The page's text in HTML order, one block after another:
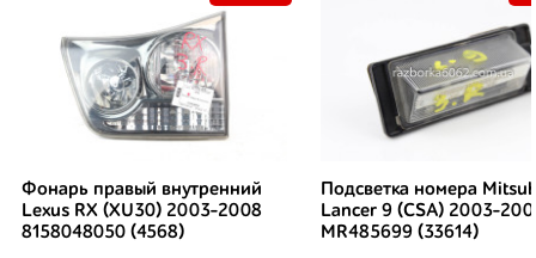
Фонарь правый внутренний
Lexus RX (XU30) 2003-2008
8158048050 (4568)
Подсветка номера
Lancer 9 (CSA) 2003-
MR485699 (33614)